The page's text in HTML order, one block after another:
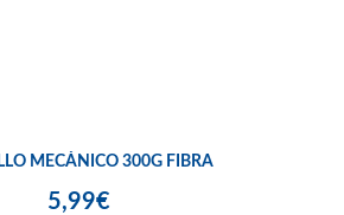
MECÁNICO 300G FIBRA
5,99€